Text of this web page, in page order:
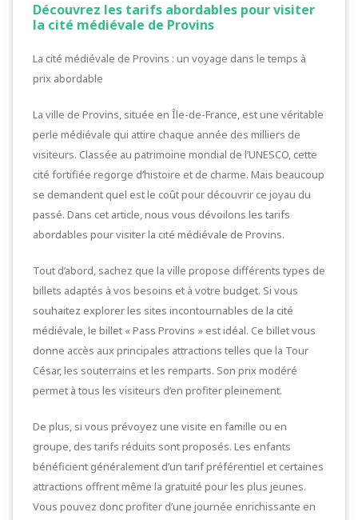
Découvrez les tarifs abordables pour visiter
la cité médiévale de Provins
La cité médiévale de Provins : un voyage dans le temps à
prix abordable
La ville de Provins, située en Île-de-France, est une véritable
perle médiévale qui attire chaque année des milliers de
visiteurs. Classée au patrimoine mondial de l’UNESCO, cette
cité fortifiée regorge d’histoire et de charme. Mais beaucoup
se demandent quel est le coût pour découvrir ce joyau du
passé. Dans cet article, nous vous dévoilons les tarifs
abordables pour visiter la cité médiévale de Provins.
Tout d’abord, sachez que la ville propose différents types de
billets adaptés à vos besoins et à votre budget. Si vous
souhaitez explorer les sites incontournables de la cité
médiévale, le billet « Pass Provins » est idéal. Ce billet vous
donne accès aux principales attractions telles que la Tour
César, les souterrains et les remparts. Son prix modéré
permet à tous les visiteurs d’en profiter pleinement.
De plus, si vous prévoyez une visite en famille ou en
groupe, des tarifs réduits sont proposés. Les enfants
bénéficient généralement d’un tarif préférentiel et certaines
attractions offrent même la gratuité pour les plus jeunes.
Vous pouvez donc profiter d’une journée enrichissante en